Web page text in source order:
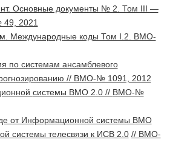
Основные документы № 2. Том III —
2021
Международные коды Том I.2. ВМО-
по системам ансамблевого
// ВМО-№ 1091, 2012
системы ВМО 2.0 // ВМО-№
от Информационной системы ВМО
системы телесвязи к ИСВ2.0 // ВМО-